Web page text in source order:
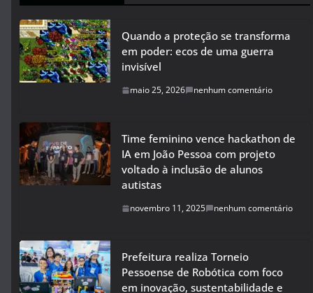
Quando a proteção se transforma
em poder: ecos de uma guerra
invisível
maio 25, 2026 nenhum comentário
Time feminino vence hackathon de
IA em João Pessoa com projeto
voltado à inclusão de alunos
autistas
novembro 11, 2025 nenhum comentário
Prefeitura realiza Torneio
Pessoense de Robótica com foco
em inovação, sustentabilidade e